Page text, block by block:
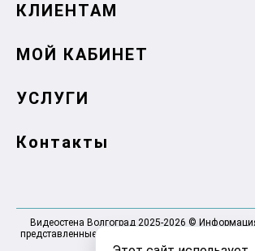
КЛИЕНТАМ
МОЙ КАБИНЕТ
УСЛУГИ
Контакты
Видеостена Волгоград 2025-2026 ©
представленные на сайте, не являются